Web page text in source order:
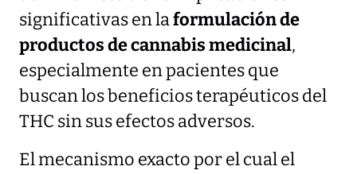
significativas en laformulación de
productos de cannabis medicinal,
especialmente en pacientes que
buscan los beneficios terapéuticos del
THC sin sus efectos adversos.
El mecanismo exacto por el cual el